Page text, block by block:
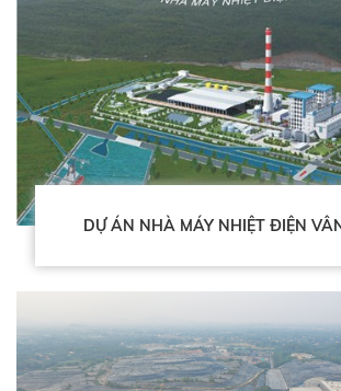
DỰ ÁN NHÀ MÁY NHIỆT ĐIỆN